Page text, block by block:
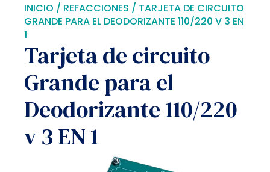
INICIO / REFACCIONES / TARJETA DE CIRCUITO
GRANDE PARA EL DEODORIZANTE 110/220 V 3 EN
1
Tarjeta de circuito
Grande para el
Deodorizante 110/220
v 3 EN 1